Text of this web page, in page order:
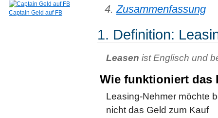
Captain Geld auf FB
Zusammenfassung
1. Definition:
Leasen ist Englisch und
Wie funktioniert das
Leasing-Nehmer möchte
nicht das Geld zum Kauf